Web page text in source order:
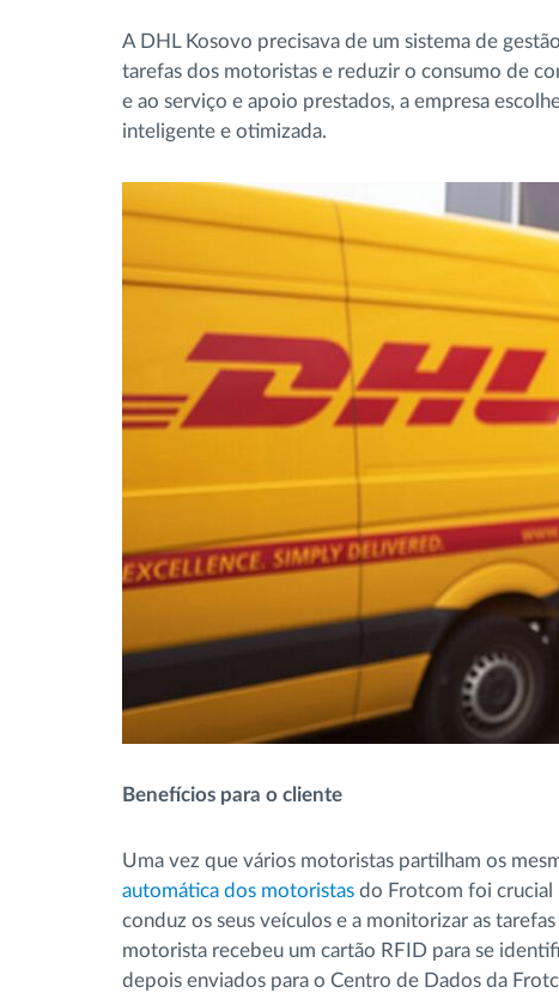
A DHL Kosovo precisava de um sistema de
tarefas dos motoristas e reduzir o consumo de
e ao serviço e apoio prestados, a empresa
inteligente e otimizada.
Benefícios para o cliente
Uma vez que vários motoristas partilham os
automática dos motoristas do Frotcom foi crucial
conduz os seus veículos e a monitorizar as
motorista recebeu um cartão RFID para se
depois enviados para o Centro de Dados da